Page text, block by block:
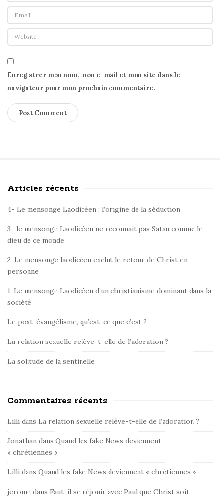
l
Enregistrer mon nom, mon e-mail et mon site dans le
navigateur pour mon prochain commentaire.
S
e
S
b
a
r
Articles récents
4- Le mensonge Laodicéen : l’origine de la séduction
3- le mensonge Laodicéen ne reconnait pas Satan comme le
dieu de ce monde
2-Le mensonge laodicéen exclut le retour de Christ en
personne
1-Le mensonge Laodicéen d’un christianisme dominant dans la
société
Le post-évangélisme, qu’est-ce que c’est ?
La relation sexuelle relève-t-elle de l’adoration ?
La solitude de la sentinelle
Commentaires récents
Lilli dans La relation sexuelle relève-t-elle de l’adoration ?
Jonathan dans Quand les fake News deviennent
« chrétiennes »
Lilli dans Quand les fake News deviennent « chrétiennes »
jerome dans Faut-il se réjouir avec Paul que Christ soit